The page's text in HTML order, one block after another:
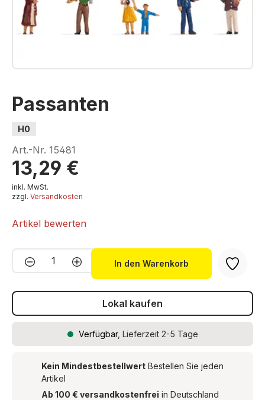
Passanten
H0
Art.-Nr. 15481
13,29 €
inkl. MwSt.
zzgl. Versandkosten
Artikel bewerten
Produkt Anzahl: Gib den
In den Warenkorb
Lokal kaufen
Verfügbar, Lieferzeit 2-5 Tage
Kein Mindestbestellwert Bestellen Sie jeden
Artikel
Ab 100 € versandkostenfrei in Deutschland